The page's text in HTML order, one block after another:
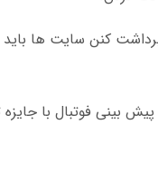
کنن سایت ها
پیش بینی فوتبال با